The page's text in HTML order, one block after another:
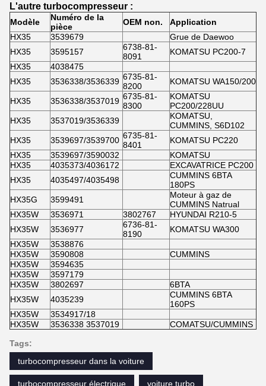
L'autre turbocompresseur :
Modèle
Numéro de la
pièce
OEM non.
Application
HX35
3539679
Grue de Daewoo
HX35
3595157
6738-81-
8091
KOMATSU PC200-7
HX35
4038475
HX35
3536338/3536339 6735-81-
8200
KOMATSU WA150/200
HX35 3536338/3537019 6735-81-
8300
KOMATSU
PC200/228UU
HX35
3537019/3536339
KOMATSU,
CUMMINS, S6D102
HX35
3539697/3539700 6735-81-
8401
KOMATSU PC220
HX35
3539697/3590032
KOMATSU
HX35
4035373/4036172
EXCAVATRICE PC200
HX35
4035497/4035498
CUMMINS 6BTA
180PS
HX35G
3599491
Moteur à gaz de
CUMMINS Natrual
HX35W
3536971 3802767
HYUNDAI R210-5
HX35W
3536977
6736-81-
8190
KOMATSU WA300
HX35W
3538876
HX35W
3590808
CUMMINS
HX35W
3594635
HX35W
3597179
HX35W
3802697
6BTA
HX35W
4035239
CUMMINS 6BTA
160PS
HX35W
3534917/18
HX35W
3536338 3537019
COMATSU/CUMMINS
Tags:
turbocompresseur dans la voiture
turbocompresseur électrique voiture turbo